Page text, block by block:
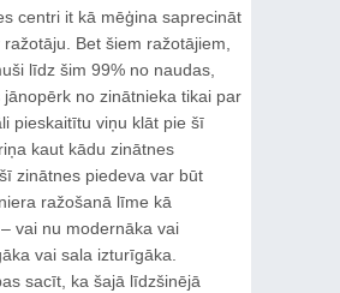
centri it kā mēģina saprecināt
Bet šiem ražotājiem,
līdz šim 99% no naudas,
jānopērk no zinātnieka tikai par
pieskaitītu viņu klāt pie šī
kaut kādu zinātnes
zinātnes piedeva var būt
ražošanā līme kā
vai nu modernāka vai
vai sala izturīgāka.
sacīt, ka šajā līdzšinējā